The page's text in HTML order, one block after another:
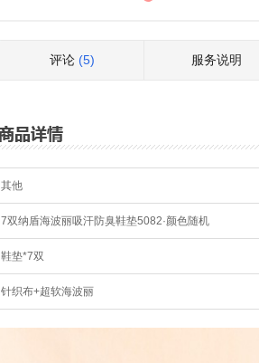
评论 (5) 服务说明
其他
7双纳盾海波丽吸汗防臭鞋垫5082·颜色随机
鞋垫*7双
针织布+超软海波丽